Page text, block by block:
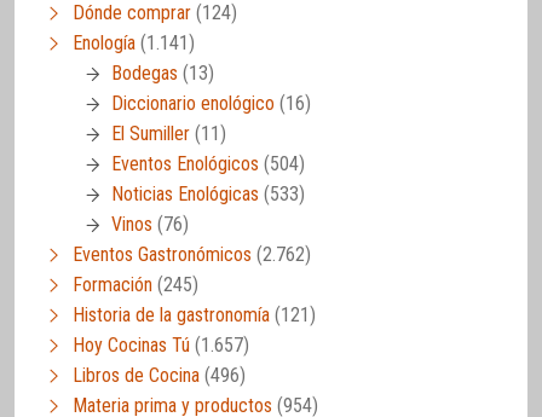
Dónde comprar (124)
Enología (1.141)
Bodegas (13)
Diccionario enológico (16)
El Sumiller (11)
Eventos Enológicos (504)
Noticias Enológicas (533)
Vinos (76)
Eventos Gastronómicos (2.762)
Formación (245)
Historia de la gastronomía (121)
Hoy Cocinas Tú (1.657)
Libros de Cocina (496)
Materia prima y productos (954)